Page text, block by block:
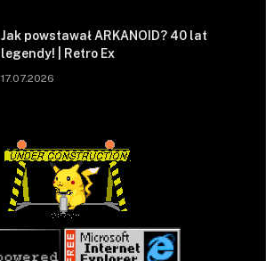
Jak powstawał ARKANOID? 40 lat
legendy! | Retro Ex
17.07.2026